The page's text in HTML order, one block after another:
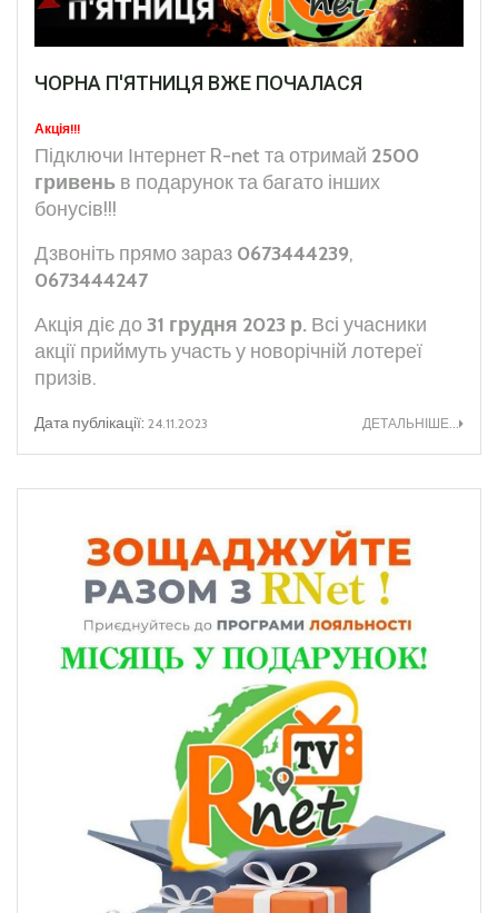
ЧОРНА П'ЯТНИЦЯ ВЖЕ ПОЧАЛАСЯ
Акція!!!
Підключи Інтернет R-net та отримай 2500
гривень в подарунок та багато інших
бонусів!!!
Дзвоніть прямо зараз 0673444239,
0673444247
Акція діє до31 грудня 2023 р. Всі учасники
акції приймуть участь у новорічній лотереї
призів.
Дата публікації: 24.11.2023 ДЕТАЛЬНІШЕ...